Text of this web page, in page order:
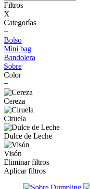
Filtros
X
Categorías
+
Bolso
Mini bag
Bandolera
Sobre
Color
+
Cereza
Ciruela
Dulce de Leche
Visón
Eliminar filtros
Aplicar filtros